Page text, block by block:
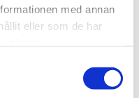
med annan
eller som de har